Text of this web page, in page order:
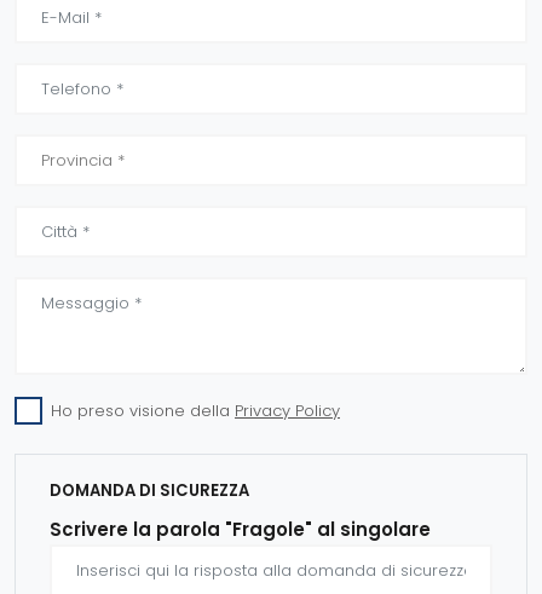
Ho preso visione della Privacy Policy
DOMANDA DI SICUREZZA
Scrivere la parola "Fragole" al singolare